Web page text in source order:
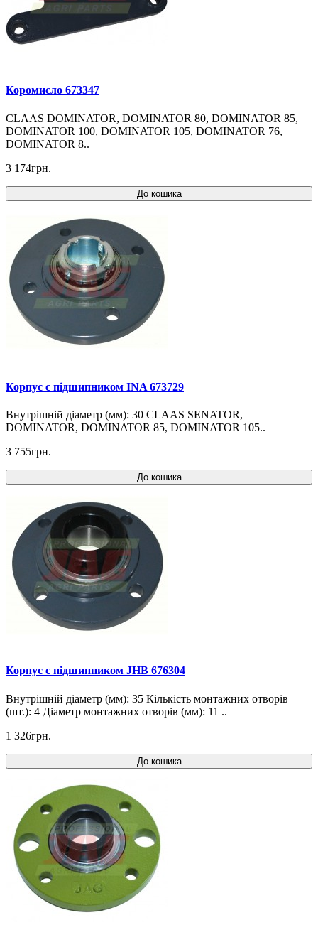
Коромисло 673347
CLAAS DOMINATOR, DOMINATOR 80, DOMINATOR 85,
DOMINATOR 100, DOMINATOR 105, DOMINATOR 76,
DOMINATOR 8..
3 174грн.
До кошика
Корпус c підшипником INA 673729
Внутрішній діаметр (мм): 30 CLAAS SENATOR,
DOMINATOR, DOMINATOR 85, DOMINATOR 105..
3 755грн.
До кошика
Корпус c підшипником JHB 676304
Внутрішній діаметр (мм): 35 Кількість монтажних отворів
(шт.): 4 Діаметр монтажних отворів (мм): 11 ..
1 326грн.
До кошика